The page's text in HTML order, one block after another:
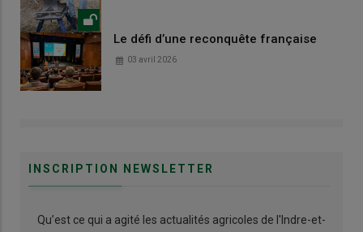
Le défi d’une reconquête française
03 avril 2026
INSCRIPTION NEWSLETTER
Qu’est ce qui a agité les actualités agricoles de l'Indre-et-